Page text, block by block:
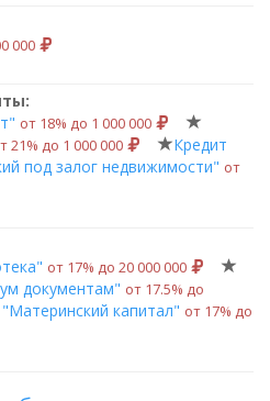
000
от 18% до 1 000 000
21% до 1 000 000
Кредит
под залог недвижимости" от
от 17% до 20 000 000
документам" от 17.5% до
капитал" от 17% до